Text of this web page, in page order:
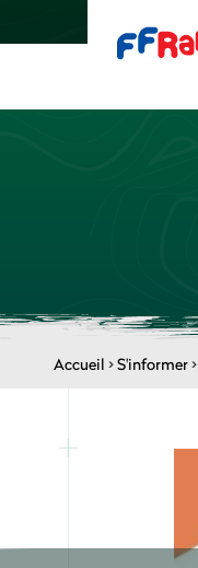
Accueil >S'informer>